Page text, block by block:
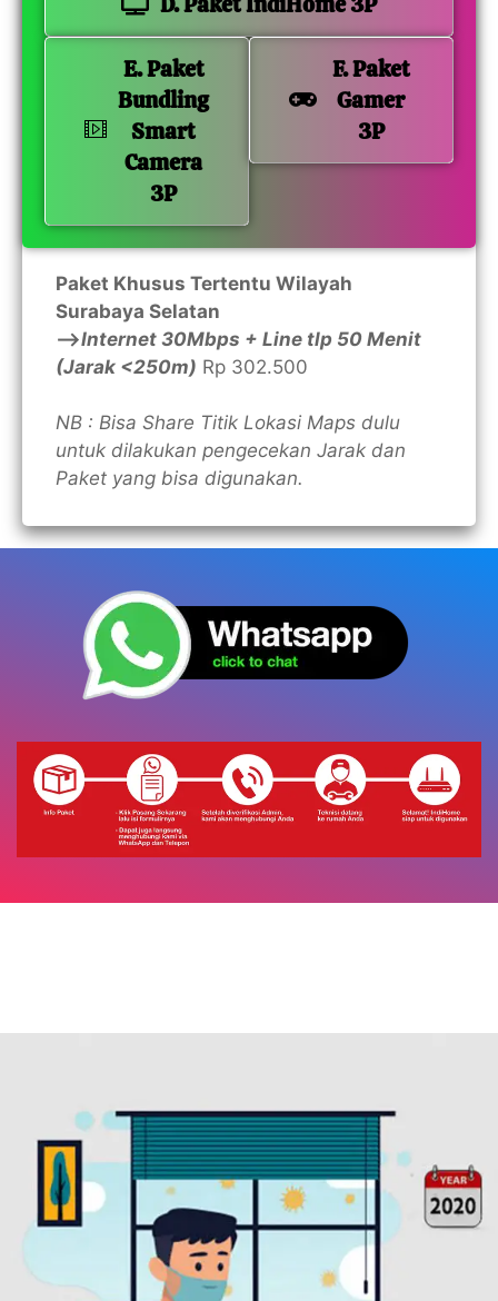
E. Paket
Bundling
Smart
Camera
3P
F. Paket
Gamer
3P
Paket Khusus Tertentu Wilayah
Surabaya Selatan
—>Internet 30Mbps + Line tlp 50 Menit
(Jarak <250m) Rp 302.500
NB : Bisa Share Titik Lokasi Maps dulu
untuk dilakukan pengecekan Jarak dan
Paket yang bisa digunakan.